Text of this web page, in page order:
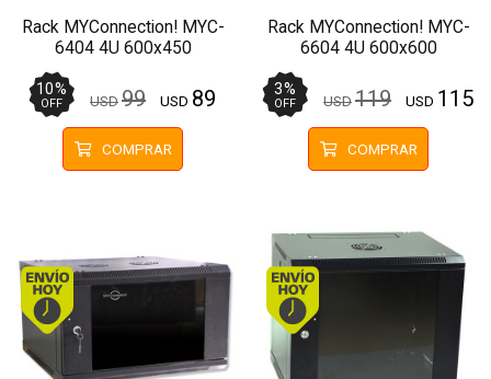
Rack MYConnection! MYC-
6404 4U 600x450
Pared/Piso Negro
10%
OFF USD99 USD 89
COMPRAR
Rack MYConnection! MYC-
6604 4U 600x600
3%
OFF USD119 USD 115
COMPRAR
Envío hoy. Comprando antes de 13Hs. Envío hoy.